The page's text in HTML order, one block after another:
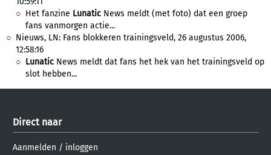
Het fanzine Lunatic News meldt (met foto) dat een groep
fans vanmorgen actie...
Nieuws, LN: Fans blokkeren trainingsveld, 26 augustus 2006,
12:58:16
Lunatic News meldt dat fans het hek van het trainingsveld op
slot hebben...
Direct naar
Aanmelden / inloggen